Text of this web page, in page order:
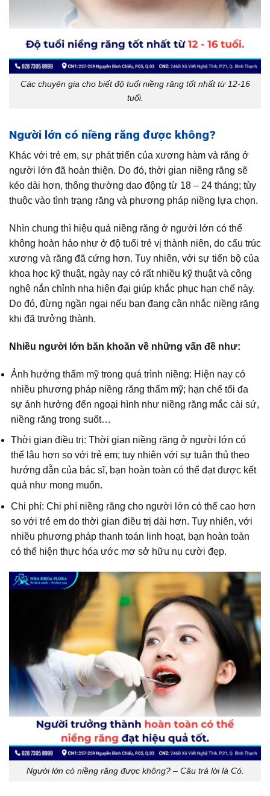
Các chuyên gia cho biết độ tuổi niềng răng tốt nhất từ 12-16
tuổi.
Người lớn có niềng răng được không?
Khác với trẻ em, sự phát triển của xương hàm và răng ở
người lớn đã hoàn thiện. Do đó, thời gian niềng răng sẽ
kéo dài hơn, thông thường dao động từ 18 – 24 tháng; tùy
thuộc vào tình trạng răng và phương pháp niềng lựa chọn.
Nhìn chung thì hiệu quả niềng răng ở người lớn có thể
không hoàn hảo như ở độ tuổi trẻ vị thành niên, do cấu trúc
xương và răng đã cứng hơn. Tuy nhiên, với sự tiến bộ của
khoa học kỹ thuật, ngày nay có rất nhiều kỹ thuật và công
nghệ nắn chỉnh nha hiện đại giúp khắc phục hạn chế này.
Do đó, đừng ngần ngại nếu bạn đang cân nhắc niềng răng
khi đã trưởng thành.
Nhiều người lớn băn khoăn về những vấn đề như:
Ảnh hưởng thẩm mỹ trong quá trình niềng: Hiện nay có
nhiều phương pháp niềng răng thẩm mỹ; hạn chế tối đa
sự ảnh hưởng đến ngoại hình như niềng răng mắc cài sứ,
niềng răng trong suốt…
Thời gian điều trị: Thời gian niềng răng ở người lớn có
thể lâu hơn so với trẻ em; tuy nhiên với sự tuân thủ theo
hướng dẫn của bác sĩ, bạn hoàn toàn có thể đạt được kết
quả như mong muốn.
Chi phí: Chi phí niềng răng cho người lớn có thể cao hơn
so với trẻ em do thời gian điều trị dài hơn. Tuy nhiên, với
nhiều phương pháp thanh toán linh hoạt, bạn hoàn toàn
có thể hiện thực hóa ước mơ sở hữu nụ cười đẹp.
Người lớn có niềng răng được không? – Câu trả lời là Có.